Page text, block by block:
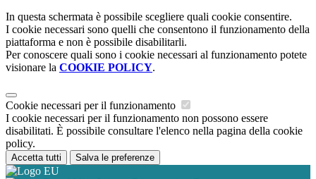
In questa schermata è possibile scegliere quali cookie consentire.
I cookie necessari sono quelli che consentono il funzionamento della
piattaforma e non è possibile disabilitarli.
Per conoscere quali sono i cookie necessari al funzionamento potete
visionare la COOKIE POLICY.
Cookie necessari per il funzionamento
I cookie necessari per il funzionamento non possono essere
disabilitati. È possibile consultare l'elenco nella pagina della cookie
policy.
Accetta tutti Salva le preferenze